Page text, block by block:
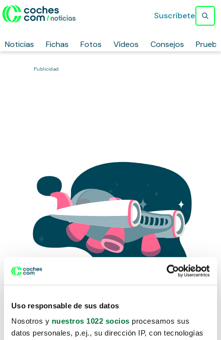
Uso responsable de sus datos
Nosotros y nuestros 1022 socios procesamos sus
datos personales, p.ej., su dirección IP, con tecnologías
Noticias Fichas Fotos Vídeos Consejos
Suscríbete
Publicidad